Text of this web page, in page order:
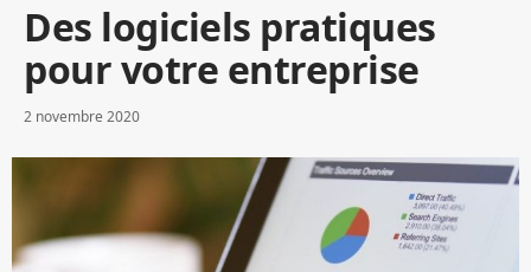
Des logiciels pratiques
pour votre entreprise
2 novembre 2020